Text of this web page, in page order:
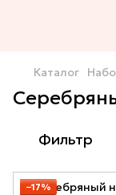
Каталог
Фильтр
−17%